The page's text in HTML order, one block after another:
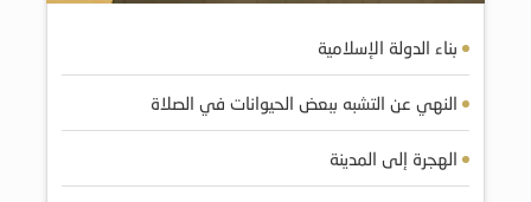
بناء الدولة الإسلامية
النهي عن التشبه ببعض الحيوانات في الصلاة
الهجرة إلى المدينة